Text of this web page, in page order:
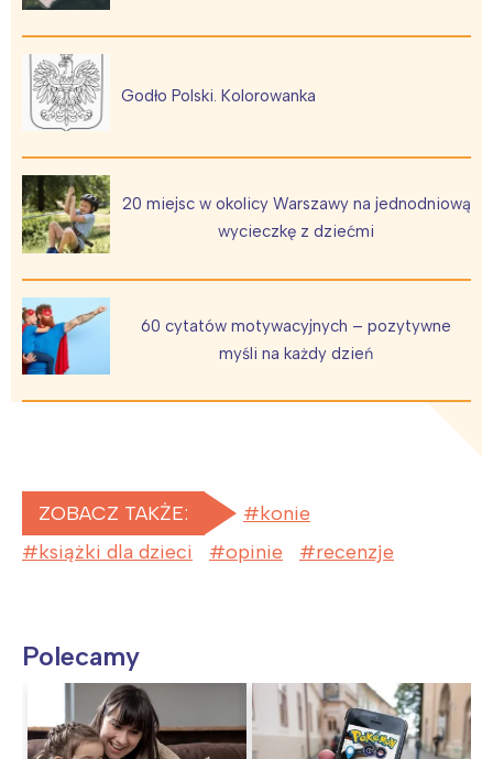
Godło Polski. Kolorowanka
20 miejsc w okolicy Warszawy na jednodniową
wycieczkę z dziećmi
60 cytatów motywacyjnych – pozytywne
myśli na każdy dzień
ZOBACZ TAKŻE:
konie
książki dla dzieci
opinie recenzje
Polecamy